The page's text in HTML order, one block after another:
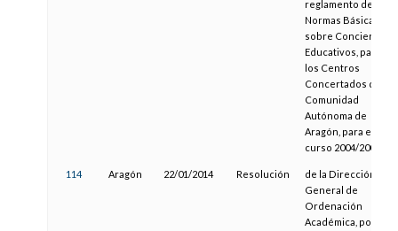
reglamento de
Normas Básicas
sobre Conciertos
Educativos, para
los Centros
Concertados de la
Comunidad
Autónoma de
Aragón, para el
curso 2004/2005
114 Aragón 22/01/2014 Resolución
de la Dirección
General de
Ordenación
Académica, por la